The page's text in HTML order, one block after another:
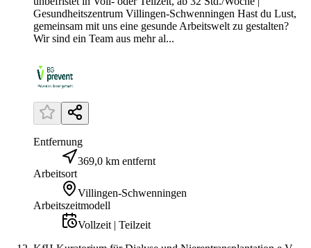
Gesundheitszentrum Villingen-Schwenningen Hast du Lust,
gemeinsam mit uns eine gesunde Arbeitswelt zu gestalten?
Wir sind ein Team aus mehr al...
Entfernung
369,0 km entfernt
Arbeitsort
Villingen-Schwenningen
Arbeitszeitmodell
Vollzeit | Teilzeit